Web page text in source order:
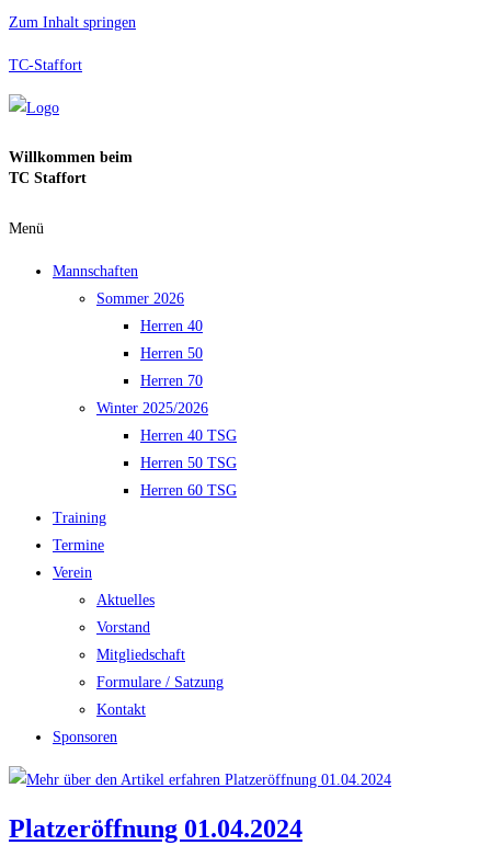
Zum Inhalt springen
TC-Staffort
Willkommen beim
TC Staffort
Menü
Mannschaften
Sommer 2026
Herren 40
Herren 50
Herren 70
Winter 2025/2026
Herren 40 TSG
Herren 50 TSG
Herren 60 TSG
Training
Termine
Verein
Aktuelles
Vorstand
Mitgliedschaft
Formulare / Satzung
Kontakt
Sponsoren
Platzeröffnung 01.04.2024